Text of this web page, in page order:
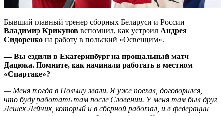
Бывший главный тренер сборных Беларуси и России
Владимир Крикунов вспомнил, как устроил Андрея
Сидоренко на работу в польский «Освенцим».
— Вы ездили в Екатеринбург на прощальный матч
Дацюка. Помните, как начинали работать в местном
«Спартаке»?
— Меня тогда в Польшу звали. Я уже поехал, договорился,
что буду работать там после Словении. У меня там был друг
Лешек Лейчик, который и в сборной работал, и в федерации